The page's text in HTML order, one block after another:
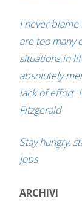
I never
are too many
situations in
absolutely
lack of effort.
Fitzgerald
Stay hungry,
Jobs
ARCHIVI